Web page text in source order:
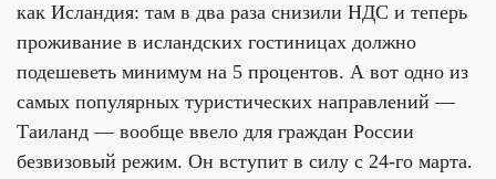
как Исландия: там в два раза снизили НДС и теперь
проживание в исландских гостиницах должно
подешеветь минимум на 5 процентов. А вот одно из
самых популярных туристических направлений —
Таиланд — вообще ввело для граждан России
безвизовый режим. Он вступит в силу с 24-го марта.